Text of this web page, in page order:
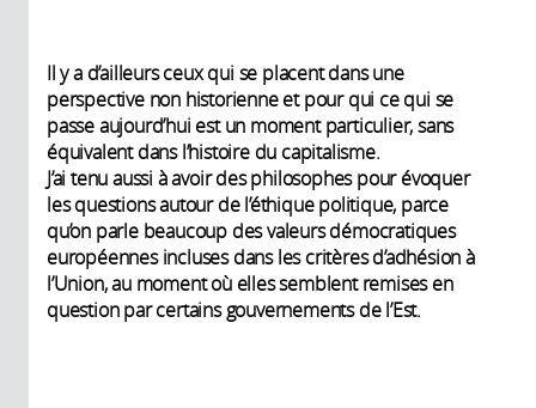
Il y a d’ailleurs ceux qui se placent dans une
perspective non historienne et pour qui ce qui se
passe aujourd’hui est un moment particulier, sans
équivalent dans l’histoire du capitalisme.
J’ai tenu aussi à avoir des philosophes pour évoquer
les questions autour de l’éthique politique, parce
qu’on parle beaucoup des valeurs démocratiques
européennes incluses dans les critères d’adhésion à
l’Union, au moment où elles semblent remises en
question par certains gouvernements de l’Est.